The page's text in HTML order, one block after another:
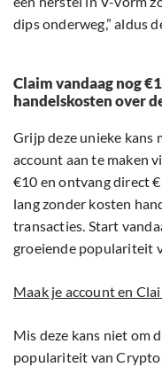
dips onderweg,” aldus
Claim vandaag nog
handelskosten over
Grijp deze unieke kans
account aan te maken
€10 en ontvang direct
lang zonder kosten
transacties. Start
groeiende populariteit
Maak je account en
Mis deze kans niet om
populariteit van